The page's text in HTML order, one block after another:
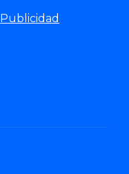
Publicidad